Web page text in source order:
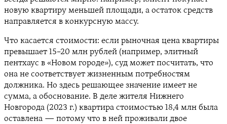
новую квартиру меньшей площади, а остаток средств
направляется в конкурсную массу.
Что касается стоимости: если рыночная цена квартиры
превышает 15–20 млн рублей (например, элитный
пентхаус в «Новом городе»), суд может посчитать, что
она не соответствует жизненным потребностям
должника. Но здесь решающее значение имеет не
сумма, а обоснование. В деле жителя Нижнего
Новгорода (2023 г.) квартира стоимостью 18,4 млн была
оставлена — потому что в ней проживали двое